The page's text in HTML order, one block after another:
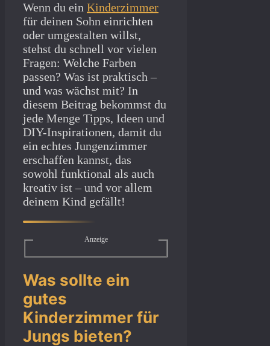
Wenn du ein Kinderzimmer
für deinen Sohn einrichten
oder umgestalten willst,
stehst du schnell vor vielen
Fragen: Welche Farben
passen? Was ist praktisch –
und was wächst mit? In
diesem Beitrag bekommst du
jede Menge Tipps, Ideen und
DIY-Inspirationen, damit du
ein echtes Jungenzimmer
erschaffen kannst, das
sowohl funktional als auch
kreativ ist – und vor allem
deinem Kind gefällt!
Anzeige
Was sollte ein
gutes
Kinderzimmer für
Jungs bieten?